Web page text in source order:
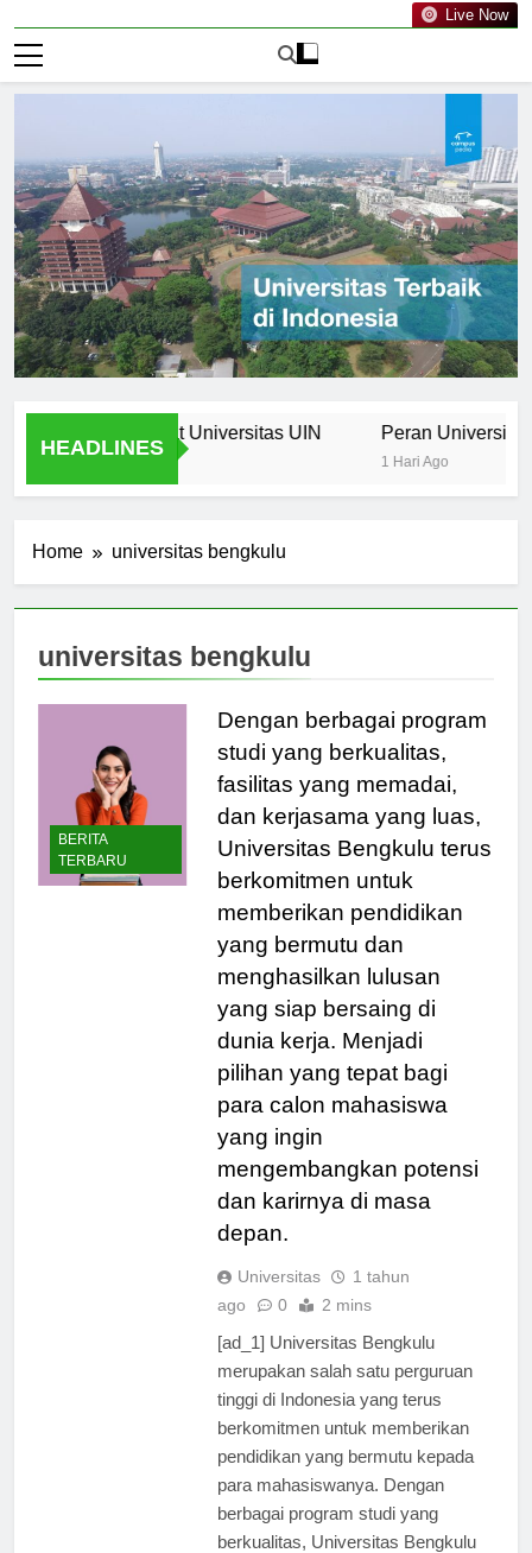
Live Now
HEADLINES
Curriculum at Universitas UIN Peran Universitas UIN
1 Hari Ago
Home universitas bengkulu
universitas bengkulu
BERITA
TERBARU
Dengan berbagai program
studi yang berkualitas,
fasilitas yang memadai,
dan kerjasama yang luas,
Universitas Bengkulu terus
berkomitmen untuk
memberikan pendidikan
yang bermutu dan
menghasilkan lulusan
yang siap bersaing di
dunia kerja. Menjadi
pilihan yang tepat bagi
para calon mahasiswa
yang ingin
mengembangkan potensi
dan karirnya di masa
depan.
Universitas
1 tahun
ago
0 2 mins
[ad_1] Universitas Bengkulu
merupakan salah satu perguruan
tinggi di Indonesia yang terus
berkomitmen untuk memberikan
pendidikan yang bermutu kepada
para mahasiswanya. Dengan
berbagai program studi yang
berkualitas, Universitas Bengkulu